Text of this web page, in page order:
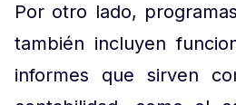
Por otro lado,
también incluyen
informes que sirven